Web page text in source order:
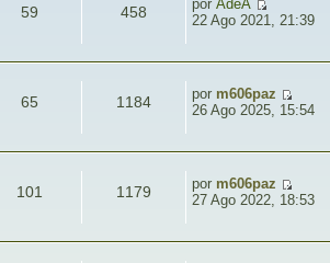
59 458 por AdeA
22 Ago 2021, 21:39
65 1184 por m606paz
26 Ago 2025, 15:54
101 1179 por m606paz
27 Ago 2022, 18:53